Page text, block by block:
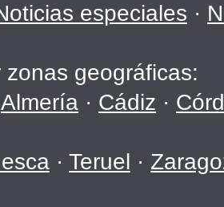
especiales ·
zonas geográficas:
Almería · Cádiz ·
· Teruel ·